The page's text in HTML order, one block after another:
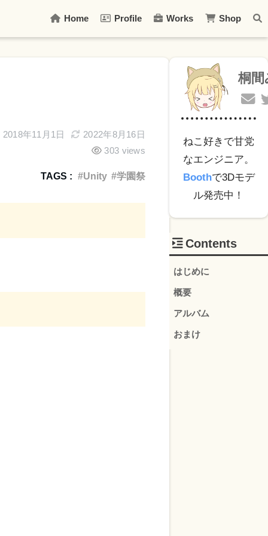
Home Profile Works Shop
2018年11月1日
2022年8月16日
303 views
TAGS : Unity 学園祭
桐
ねこ好きで甘党
なエンジニア。
Boothで3Dモデ
ル発売中！
Contents
はじめに
概要
アルバム
おまけ